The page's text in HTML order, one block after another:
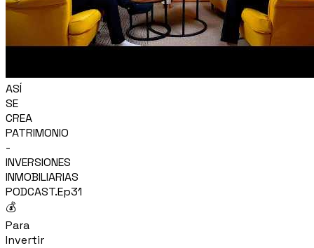
ASÍ
SE
CREA
PATRIMONIO
-
INVERSIONES
INMOBILIARIAS
PODCAST.Ep31
💰
Para
Invertir